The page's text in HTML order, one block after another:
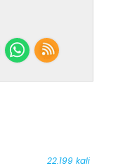
22.199 kali